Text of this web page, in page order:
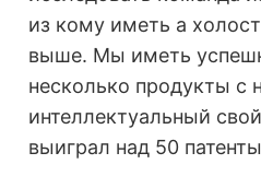
из кому иметь a
выше. Мы иметь
несколько продукты с
интеллектуальный
выиграл над 50